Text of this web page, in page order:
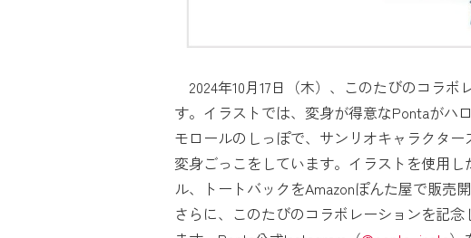
2024年10月17日（木）、このたびのコラ
す。イラストでは、変身が得意なPontaがハ
モロールのしっぽで、サンリオキャラクタ
変身ごっこをしています。イラストを使用
ル、トートバックをAmazonぽんた屋で販売開
さらに、このたびのコラボレーションを記